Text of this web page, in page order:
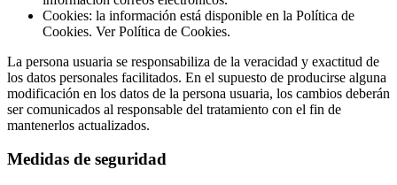
Cookies: la información está disponible en la Política de
Cookies. Ver Política de Cookies.
La persona usuaria se responsabiliza de la veracidad y exactitud de
los datos personales facilitados. En el supuesto de producirse alguna
modificación en los datos de la persona usuaria, los cambios deberán
ser comunicados al responsable del tratamiento con el fin de
mantenerlos actualizados.
Medidas de seguridad